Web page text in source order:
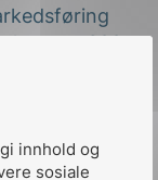
innhold og
sosiale
av 300
før